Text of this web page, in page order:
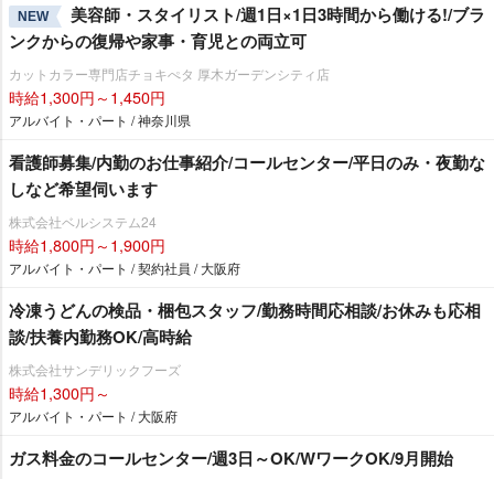
NEW
美容師・スタイリスト/週1日×1日3時間から働ける!/ブラ
ンクからの復帰や家事・育児との両立可
カットカラー専門店チョキぺタ 厚木ガーデンシティ店
時給1,300円～1,450円
アルバイト・パート / 神奈川県
看護師募集/内勤のお仕事紹介/コールセンター/平日のみ・夜勤な
しなど希望伺います
株式会社ベルシステム24
時給1,800円～1,900円
アルバイト・パート / 契約社員 / 大阪府
冷凍うどんの検品・梱包スタッフ/勤務時間応相談/お休みも応相
談/扶養内勤務OK/高時給
株式会社サンデリックフーズ
時給1,300円～
アルバイト・パート / 大阪府
ガス料金のコールセンター/週3日～OK/WワークOK/9月開始